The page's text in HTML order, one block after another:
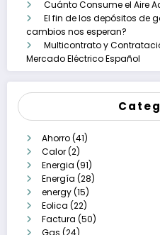
Cuánto Consume el Aire
El fin de los depósitos de
cambios nos esperan?
Multicontrato y
Mercado Eléctrico Español
Ahorro(41)
Calor(2)
Energia (91)
Energía (28)
energy(15)
Eolica (22)
Factura (50)